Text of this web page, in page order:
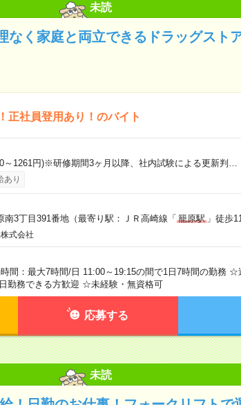
未読
なく家庭と両立できるドラッグスト
正社員登用あり！のバイト
～1261円)※研修期間3ヶ月以降、社内試験による更新判…
あり
南3丁目391番地（最寄り駅：ＪＲ高崎線「籠原駅」徒歩
式会社
間：最大7時間/日 11:00～19:15の間で1日7時間の勤務
勤務できる方歓迎 ☆未経験・無資格可
応募する
未読